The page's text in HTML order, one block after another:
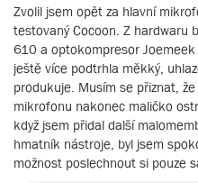
Zvolil jsem opět za hlavní
testovaný Cocoon. Z hardwaru
610 a optokompresor
ještě více podtrhla měkký,
produkuje. Musím se přiznat,
mikrofonu nakonec maličko
když jsem přidal další
hmatník nástroje, byl jsem
možnost poslechnout si pouze